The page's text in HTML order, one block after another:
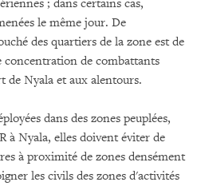
; dans certains cas,
le même jour. De
des quartiers de la zone est de
de combattants
de Nyala et aux alentours.
dans des zones peuplées,
à Nyala, elles doivent éviter de
à proximité de zones densément
les civils des zones d'activités